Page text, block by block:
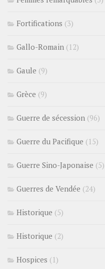
Fortifications (3)
Gallo-Romain (12)
Gaule (9)
Grèce (9)
Guerre de sécession (96)
Guerre du Pacifique (15)
Guerre Sino-Japonaise (5)
Guerres de Vendée (24)
Historique (5)
Historique (2)
Hospices (1)